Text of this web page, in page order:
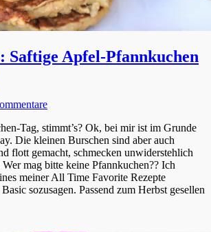
Saftige Apfel-Pfannkuchen
Tag, stimmt’s? Ok, bei mir ist im Grunde
Die kleinen Burschen sind aber auch
flott gemacht, schmecken unwiderstehlich
mag bitte keine Pfannkuchen?? Ich
meiner All Time Favorite Rezepte
sozusagen. Passend zum Herbst gesellen